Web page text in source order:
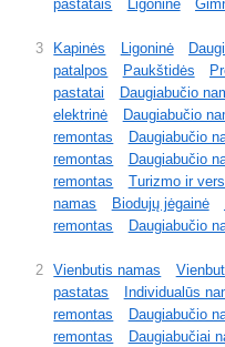
pastatais Ligoninė
3 Kapinės Ligoninė
patalpos
Paukštidės
pastatai
Daugiabučio
elektrinė
Daugiabučio
remontas
Daugiabučio
remontas
Daugiabučio
remontas
Turizmo ir
namas
Biodujų jėgainė
remontas
Daugiabučio
2 Vienbutis namas
pastatas
Individualūs
remontas
Daugiabučio
remontas
Daugiabučiai